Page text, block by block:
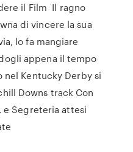
il Film Il ragno
di vincere la sua
lo fa mangiare
appena il tempo
Kentucky Derby si
Downs track Con
e Segreteria attesi